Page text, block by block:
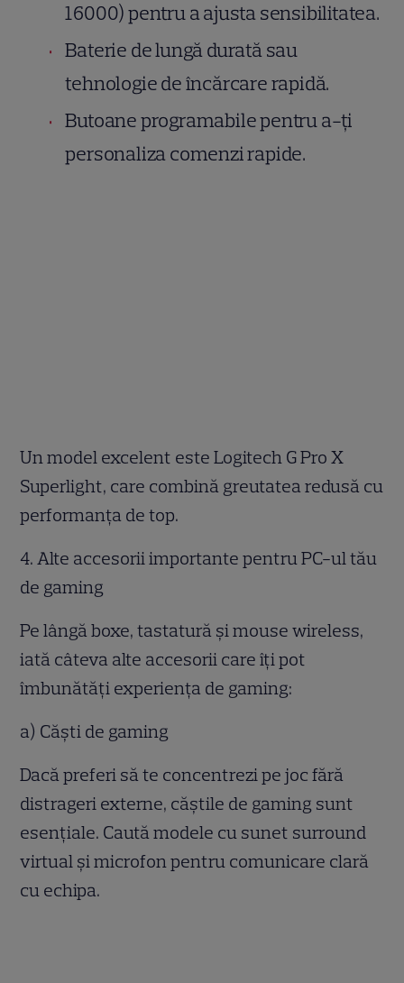
16000) pentru a ajusta sensibilitatea.
Baterie de lungă durată sau
tehnologie de încărcare rapidă.
Butoane programabile pentru a-ți
personaliza comenzi rapide.
Un model excelent este Logitech G Pro X
Superlight, care combină greutatea redusă cu
performanța de top.
4. Alte accesorii importante pentru PC-ul tău
de gaming
Pe lângă boxe, tastatură și mouse wireless,
iată câteva alte accesorii care îți pot
îmbunătăți experiența de gaming:
a) Căști de gaming
Dacă preferi să te concentrezi pe joc fără
distrageri externe, căștile de gaming sunt
esențiale. Caută modele cu sunet surround
virtual și microfon pentru comunicare clară
cu echipa.